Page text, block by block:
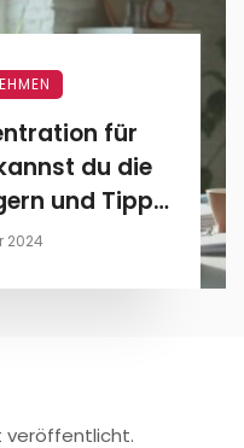
für
du die
und Tipps
2024
veröffentlicht.